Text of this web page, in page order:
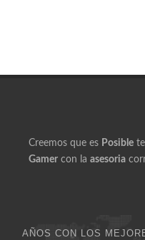
Creemos que es Posible
Gamer con la asesoria
AÑOS CON LOS